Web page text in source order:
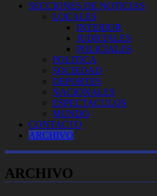
SECCIONES DE NOTICIAS
LOCALES
INTERIOR
JUDICIALES
POLICIALES
POLITICA
SOCIEDAD
DEPORTES
NACIONALES
ESPECTACULOS
MUNDO
CONTACTO
ARCHIVO
ARCHIVO